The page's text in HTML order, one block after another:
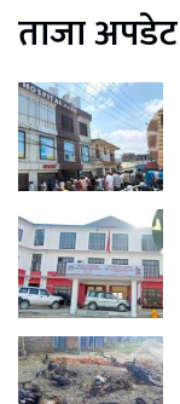
ताजा अपडेट